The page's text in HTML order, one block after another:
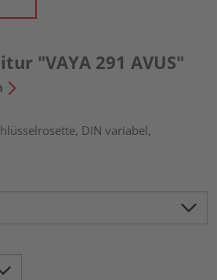
"VAYA 291 AVUS"
DIN variabel,